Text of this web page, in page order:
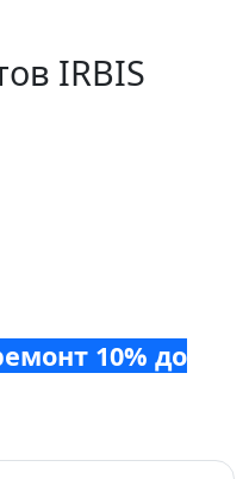
IRBIS
10% до